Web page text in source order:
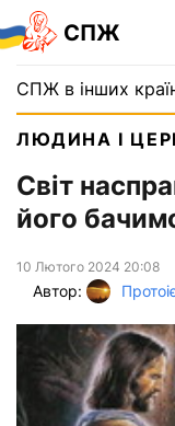
СПЖ
СПЖ в інших
ЛЮДИНА І
Світ
його
10 Лютого 2024 20:08
Автор: